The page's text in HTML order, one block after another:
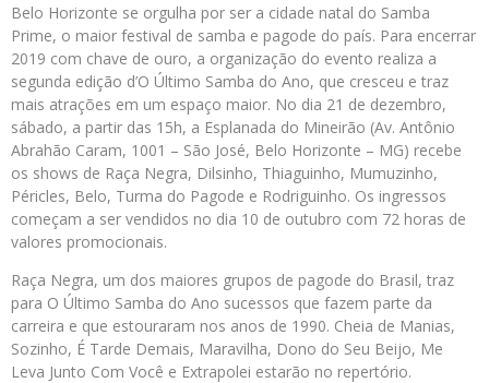
Belo Horizonte se orgulha por ser a cidade natal do Samba
Prime, o maior festival de samba e pagode do país. Para encerrar
2019 com chave de ouro, a organização do evento realiza a
segunda edição d’O Último Samba do Ano, que cresceu e traz
mais atrações em um espaço maior. No dia 21 de dezembro,
sábado, a partir das 15h, a Esplanada do Mineirão (Av. Antônio
Abrahão Caram, 1001 – São José, Belo Horizonte – MG) recebe
os shows de Raça Negra, Dilsinho, Thiaguinho, Mumuzinho,
Péricles, Belo, Turma do Pagode e Rodriguinho. Os ingressos
começam a ser vendidos no dia 10 de outubro com 72 horas de
valores promocionais.
Raça Negra, um dos maiores grupos de pagode do Brasil, traz
para O Último Samba do Ano sucessos que fazem parte da
carreira e que estouraram nos anos de 1990. Cheia de Manias,
Sozinho, É Tarde Demais, Maravilha, Dono do Seu Beijo, Me
Leva Junto Com Você e Extrapolei estarão no repertório.